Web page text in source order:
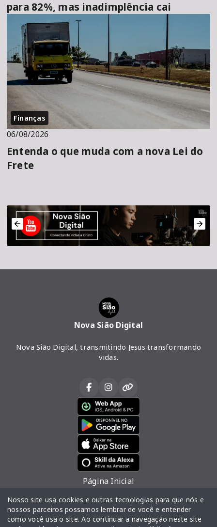
para 82%, mas inadimplência cai
Finanças
06/08/2026
Entenda o que muda com a nova Lei do
Frete
Nova Sião Digital
Nova Sião Digital, transmitindo Jesus transformando
vidas.
Página Inicial
Vídeos
Notícias
Nosso site usa cookies e outras tecnologias para que nós e
nossos parceiros possamos lembrar de você e entender
como você usa o site. Ao continuar a navegação neste site